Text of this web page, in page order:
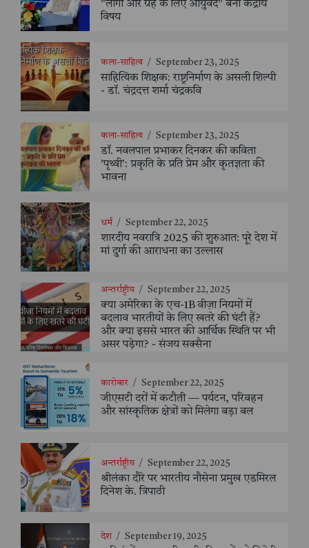
"लोगों और ग्रह के लिए आयुर्वेद" बना केंद्रीय
विषय
कला-साहित्य / September 23, 2025
साहित्यिक शिक्षक: राष्ट्रनिर्माण के असली शिल्पी
- डॉ. चंद्रदत्त शर्मा चंद्रकवि
कला-साहित्य / September 23, 2025
डॉ. नवलपाल प्रभाकर दिनकर की कविता
'पृथ्वी': प्रकृति के प्रति प्रेम और कृतज्ञता की
भावना
धर्म / September 22, 2025
शारदीय नवरात्रि 2025 की शुरुआत: पूरे देश में
मां दुर्गा की आराधना का उल्लास
अन्तर्राष्ट्रीय / September 22, 2025
क्या अमेरिका के एच-1B वीज़ा नियमों में
बदलाव भारतीयों के लिए खतरे की घंटी हैं?
और क्या इससे भारत की आर्थिक स्थिति पर भी
असर पड़ेगा? - संजय सक्सैना
कारोबार / September 22, 2025
जीएसटी दरों में कटौती — पर्यटन, परिवहन
और सांस्कृतिक क्षेत्रों को मिलेगा बड़ा बल
अन्तर्राष्ट्रीय / September 22, 2025
श्रीलंका दौरे पर भारतीय नौसेना प्रमुख एडमिरल
दिनेश के. त्रिपाठी
देश / September 19, 2025